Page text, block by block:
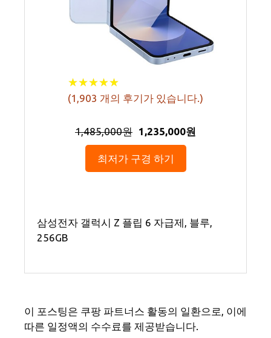
★★★★★
★★★★★
(1,903 개의 후기가 있습니다.)
1,485,000원 1,235,000원
최저가 구경 하기
삼성전자 갤럭시 Z 플립 6 자급제, 블루,
256GB
이 포스팅은 쿠팡 파트너스 활동의 일환으로, 이에
따른 일정액의 수수료를 제공받습니다.